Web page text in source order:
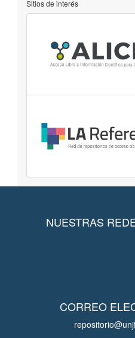
Sitios de interés
NUESTRAS
CORREO